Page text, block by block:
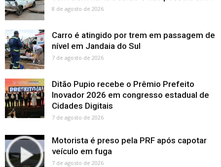
8 de agosto de 2026
Carro é atingido por trem em passagem de
nível em Jandaia do Sul
7 de agosto de 2026
Ditão Pupio recebe o Prêmio Prefeito
Inovador 2026 em congresso estadual de
Cidades Digitais
7 de agosto de 2026
Motorista é preso pela PRF após capotar
veículo em fuga
7 de agosto de 2026